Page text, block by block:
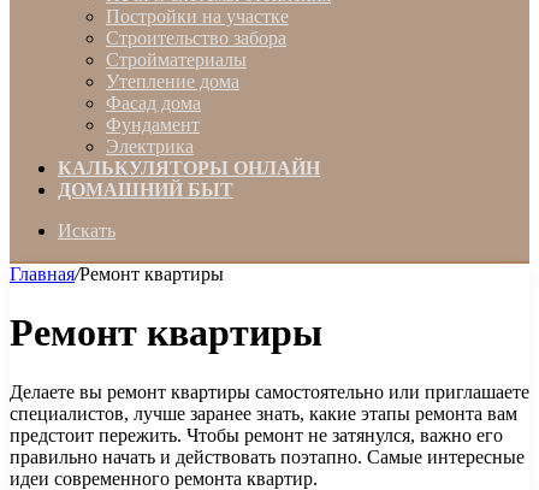
Постройки на участке
Строительство забора
Стройматериалы
Утепление дома
Фасад дома
Фундамент
Электрика
КАЛЬКУЛЯТОРЫ ОНЛАЙН
ДОМАШНИЙ БЫТ
Искать
Главная/Ремонт квартиры
Ремонт квартиры
Делаете вы ремонт квартиры самостоятельно или приглашаете
специалистов, лучше заранее знать, какие этапы ремонта вам
предстоит пережить. Чтобы ремонт не затянулся, важно его
правильно начать и действовать поэтапно. Самые интересные
идеи современного ремонта квартир.